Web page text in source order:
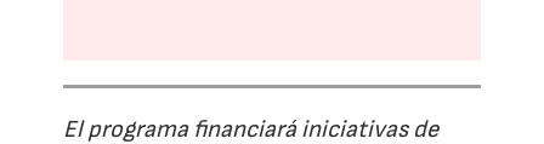
El programa financiará iniciativas de